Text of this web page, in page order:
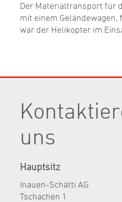
Der Materialtransport für
mit einem
war der Helikopter im
uns
Hauptsitz
Inauen-Schätti AG
Tschachen 1